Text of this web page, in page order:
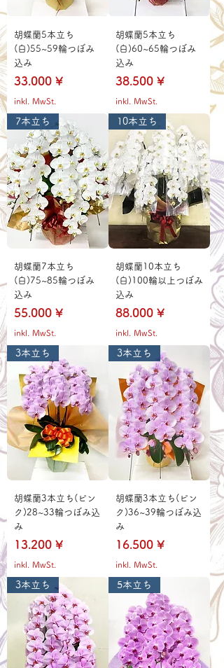
胡蝶蘭5本立ち
(白)55~59輪つぼみ
込み
Preis
33.000 ¥
inkl. MwSt.
胡蝶蘭5本立ち
(白)60~65輪つぼみ
込み
Preis
38.500 ¥
inkl. MwSt.
7本立ち
胡蝶蘭7本立ち
(白)75~85輪つぼみ
込み
Preis
55.000 ¥
inkl. MwSt.
10本立ち
胡蝶蘭10本立ち
(白)100輪以上つぼみ
込み
Preis
88.000 ¥
inkl. MwSt.
3本立ち
胡蝶蘭3本立ち(ピン
ク)28~33輪つぼみ込
み
Preis
13.200 ¥
inkl. MwSt.
3本立ち
胡蝶蘭3本立ち(ピン
ク)36~39輪つぼみ込
み
Preis
16.500 ¥
inkl. MwSt.
3本立ち 5本立ち